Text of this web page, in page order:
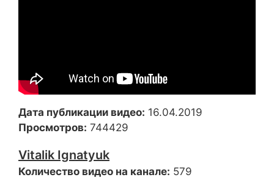
Дата публикации видео: 16.04.2019
Просмотров: 744429
Vitalik Ignatyuk
Количество видео на канале: 579